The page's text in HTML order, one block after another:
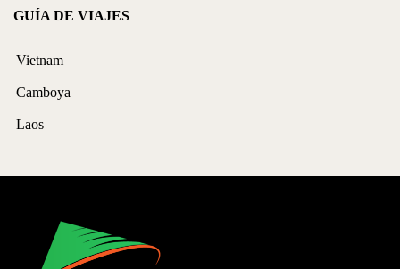
GUÍA DE VIAJES
Vietnam
Camboya
Laos